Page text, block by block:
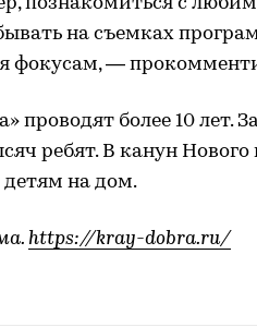
на съемках
фокусам, —
проводят более 10 лет.
ребят. В канун
детям на дом.
https://kray-dobra.ru/